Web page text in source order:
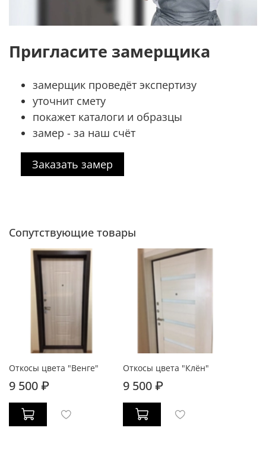
Пригласите замерщика
замерщик проведёт экспертизу
уточнит смету
покажет каталоги и образцы
замер - за наш счёт
Заказать замер
Сопутствующие товары
Откосы цвета "Венге"
9 500 ₽
Откосы цвета "Клён"
9 500 ₽